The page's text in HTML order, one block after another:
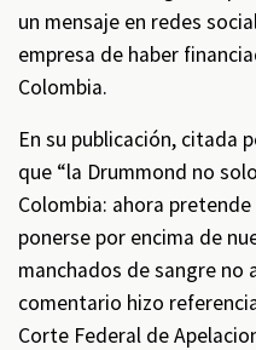
un mensaje en redes
empresa de haber
Colombia.
En su publicación, citada
que “la Drummond no
Colombia: ahora
ponerse por encima de
manchados de sangre no
comentario hizo
Corte Federal de